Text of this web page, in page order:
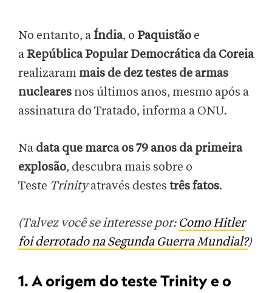
No entanto, a Índia, o Paquistão e
a República Popular Democrática da Coreia
realizaram mais de dez testes de armas
nucleares nos últimos anos, mesmo após a
assinatura do Tratado, informa a ONU.
Na data que marca os 79 anos da primeira
explosão, descubra mais sobre o
Teste Trinityatravés destes três fatos.
(Talvez você se interesse por: Como Hitler
foi derrotado na Segunda Guerra Mundial?)
1. A origem do teste Trinity e o